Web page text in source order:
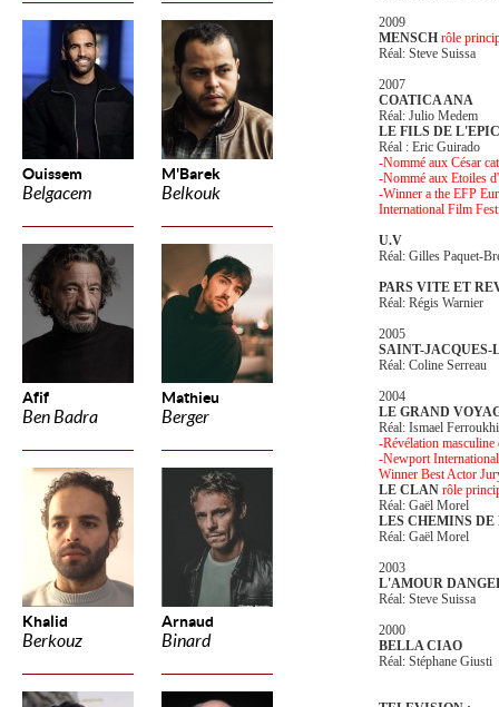
Ouissem
Belgacem
M'Barek
Belkouk
Afif
Ben Badra
Mathieu
Berger
Khalid
Berkouz
Arnaud
Binard
2009
MENSCH rôle
Réal: Steve Suissa
2007
COATICA ANA
Réal: Julio Medem
LE FILS DE
Réal : Eric Guirado
-Nommé aux César
-Nommé aux Etoiles
-Winner a the EFP
International Film
U.V
Réal: Gilles Paquet-
PARS VITE ET
Réal: Régis Warnier
2005
SAINT-JACQUES-
Réal: Coline Serreau
2004
LE GRAND
Réal: Ismael Ferroukhi
-Révélation masculine
-Newport
Winner Best Actor
LE CLAN rôle
Réal: Gaël Morel
LES CHEMINS
Réal: Gaël Morel
2003
L'AMOUR
Réal: Steve Suissa
2000
BELLA CIAO
Réal: Stéphane Giusti